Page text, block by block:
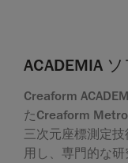
ACADEMIA
Creaform
たCreaform
三次元座標測定
用し、専門的な